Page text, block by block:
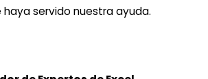
haya servido nuestra ayuda.